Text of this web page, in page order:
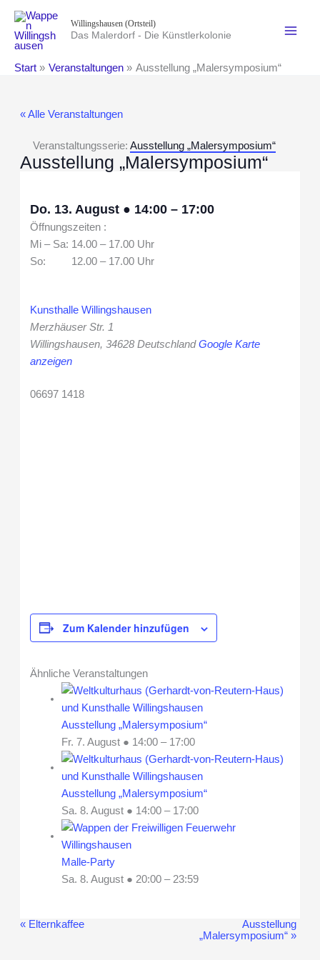
Inhalt
springen
Willingshausen (Ortsteil)
Das Malerdorf - Die Künstlerkolonie
Start Veranstaltungen Ausstellung „Malersymposium“
« Alle Veranstaltungen
Veranstaltungsserie: Ausstellung „Malersymposium“
Ausstellung „Malersymposium“
Do. 13. August ● 14:00– 17:00
Öffnungszeiten :
Mi – Sa: 14.00 – 17.00 Uhr
So: 12.00 – 17.00 Uhr
Kunsthalle Willingshausen
Merzhäuser Str. 1
Willingshausen, 34628 Deutschland Google Karte
anzeigen
06697 1418
Zum Kalender hinzufügen
Ähnliche Veranstaltungen
Ausstellung „Malersymposium“
Fr. 7. August ● 14:00 – 17:00
Ausstellung „Malersymposium“
Sa. 8. August ● 14:00 – 17:00
Malle-Party
Sa. 8. August ● 20:00 – 23:59
Veranstaltung-
«Elternkaffee
Ausstellung
„Malersymposium“»